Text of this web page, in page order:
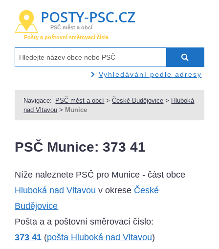
PSČ měst a obcí
Pošty a poštovní směrovací čísla
Vyhledávání podle adresy
Navigace: PSČ měst a obcí >České Budějovice > Hluboká
nad Vltavou > Munice
PSČ Munice: 373 41
Níže naleznete PSČ pro Munice - část obce
Hluboká nad Vltavou v okrese České
Budějovice
Pošta a a poštovní směrovací číslo:
373 41 (pošta Hluboká nad Vltavou)